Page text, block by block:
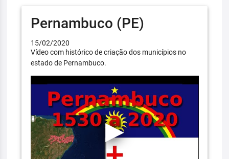
Pernambuco (PE)
15/02/2020
Vídeo com histórico de criação dos municípios no
estado de Pernambuco.